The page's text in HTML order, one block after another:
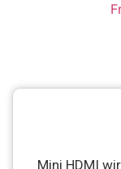
Mini HDMI